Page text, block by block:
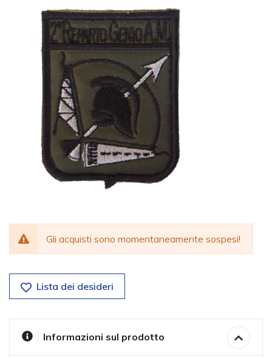
Gli acquisti sono momentaneamente sospesi!
Lista dei desideri
Informazioni sul prodotto